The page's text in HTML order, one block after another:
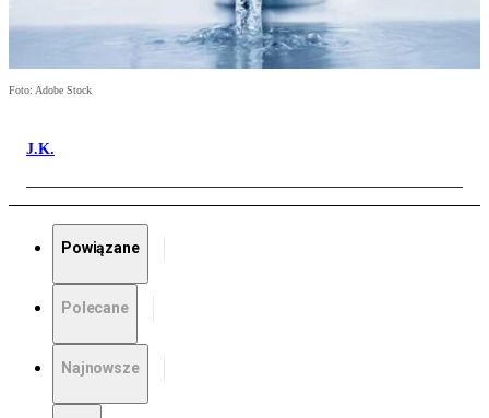
Foto: Adobe Stock
J.K.
Powiązane
Polecane
Najnowsze